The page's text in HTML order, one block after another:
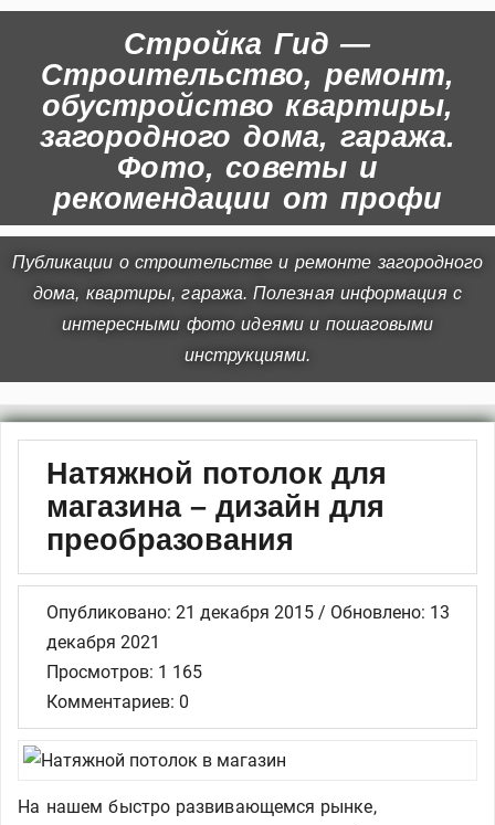
Стройка Гид —
Строительство, ремонт,
обустройство квартиры,
загородного дома, гаража.
Фото, советы и
рекомендации от профи
Публикации о строительстве и ремонте загородного
дома, квартиры, гаража. Полезная информация с
интересными фото идеями и пошаговыми
инструкциями.
Натяжной потолок для
магазина – дизайн для
преобразования
Опубликовано: 21 декабря 2015 / Обновлено: 13
декабря 2021
Просмотров: 1 165
Комментариев: 0
На нашем быстро развивающемся рынке,